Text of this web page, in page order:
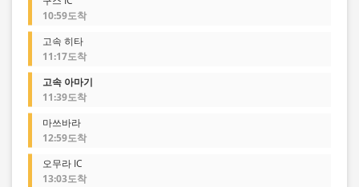
10:59도착
고속 히타
11:17도착
고속 아마기
11:39도착
마쓰바라
12:59도착
오무라 IC
13:03도착